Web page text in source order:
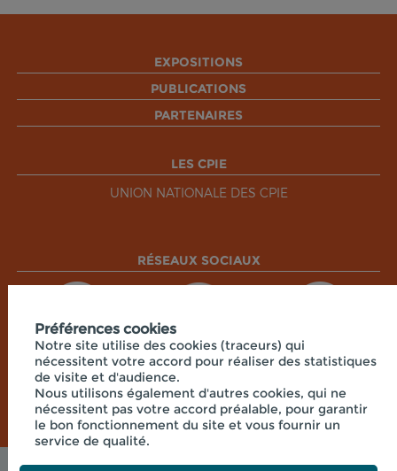
EXPOSITIONS
PUBLICATIONS
PARTENAIRES
LES CPIE
UNION NATIONALE DES CPIE
RÉSEAUX SOCIAUX
Préférences cookies
Notre site utilise des cookies (traceurs) qui
nécessitent votre accord pour réaliser des statistiques
de visite et d'audience.
Nous utilisons également d'autres cookies, qui ne
nécessitent pas votre accord préalable, pour garantir
le bon fonctionnement du site et vous fournir un
service de qualité.